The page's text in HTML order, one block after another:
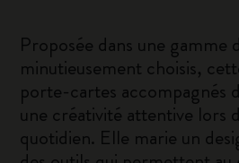
Proposée dans une gamme
minutieusement choisis,
porte-cartes accompagnés
une créativité attentive lors
quotidien. Elle marie un